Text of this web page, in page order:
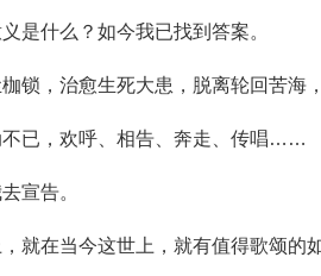
是什么？如今我已找到答案。
，治愈生死大患，脱离轮回苦海，
不已，欢呼、相告、奔走、传唱……
宣告。
就在当今这世上，就有值得歌颂的